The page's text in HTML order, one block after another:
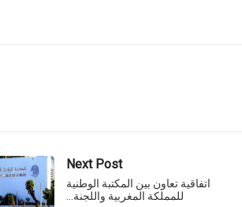
Next Post
اتفاقية تعاون بين المكتبة الوطنية
للمملكة المغربية واللجنة…